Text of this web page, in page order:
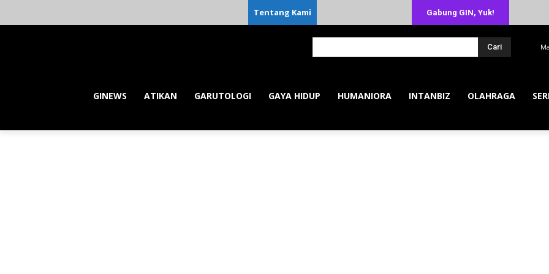
Tentang Kami Gabung GIN, Yuk!
Cari
GINEWS ATIKAN GARUTOLOGI GAYA HIDUP HUMANIORA INTANBIZ OLAHRAGA